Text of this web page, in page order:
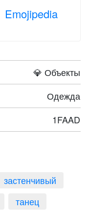
Emojipedia
💎 Объекты
Одежда
1FAAD
застенчивый
танец